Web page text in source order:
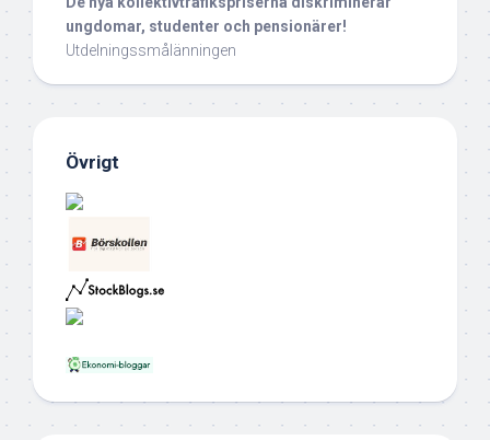
ungdomar, studenter och pensionärer!
Utdelningssmålänningen
Övrigt